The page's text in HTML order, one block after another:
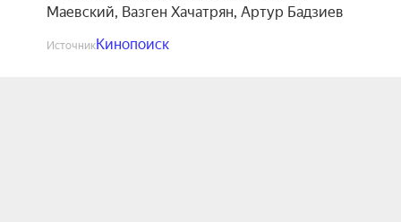
Маевский, Вазген Хачатрян, Артур Бадзиев
ИсточникКинопоиск